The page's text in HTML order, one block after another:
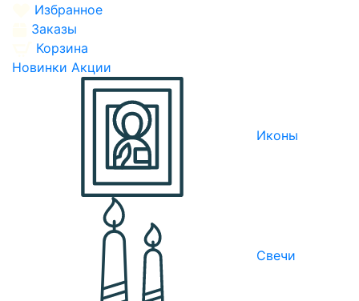
Избранное
Заказы
Корзина
Новинки Акции
Иконы
Свечи